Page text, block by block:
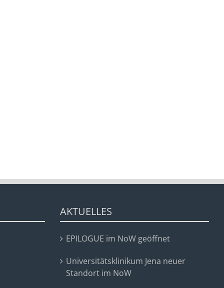
AKTUELLES
EPILOGUE im NoW geöffnet
Universitätsklinikum Jena neuer
Standort im NoW